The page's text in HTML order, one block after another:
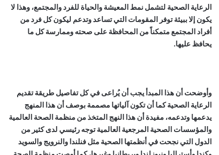
الرعاية الصحية لتشمل نمط المعيشة والحياة للفرد والمجتمع، وهذا لا
يكون إلا ببيئة توفر المقومات التي تساعد وتدعم ليكون كل فرد من
أفراد المجتمع متمكناً من المحافظة على صحته وممارسة كل ما
يحافظ عليها.
وأوضحت أن هذا المبدأ يجب أن يُراعى في كل تفاصيل طريقة تقديم
الرعاية الصحية كما أن تكون آلياتها مصممة بوصف أن هذا المنهج
يدعمها وتدعمه، مفيدة أن هذا النهج المتخذ من منظمة الصحة العالمية
والمؤسسات الصحية المرجعية العالمية توجه رئيسي لدى كثير من
الدول التي نجحت في أنظمتها الصحية مثل فنلندا والنرويج والسويد